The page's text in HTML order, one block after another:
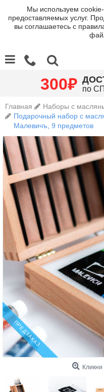
Мы используем
предоставляемых услуг.
вы соглашаетесь с
300₽ по
Главная
Наборы с
Подарочный набор с
Малевичъ, 9 предметов
ПРЕДЗАКАЗ